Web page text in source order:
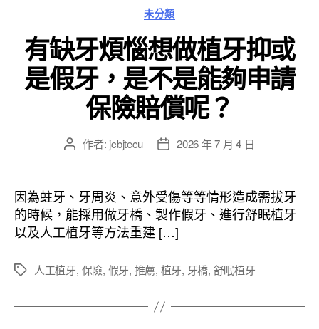
分
類
未分類
有缺牙煩惱想做植牙抑或
是假牙，是不是能夠申請
保險賠償呢？
文
者
作者: jcbjtecu
文
佈
日
期
2026 年 7 月 4 日
因為蛀牙、牙周炎、意外受傷等等情形造成需拔牙
的時候，能採用做牙橋、製作假牙、進行舒眠植牙
以及人工植牙等方法重建 […]
標
人工植牙, 保險, 假牙, 推薦, 植牙, 牙橋, 舒眠植牙